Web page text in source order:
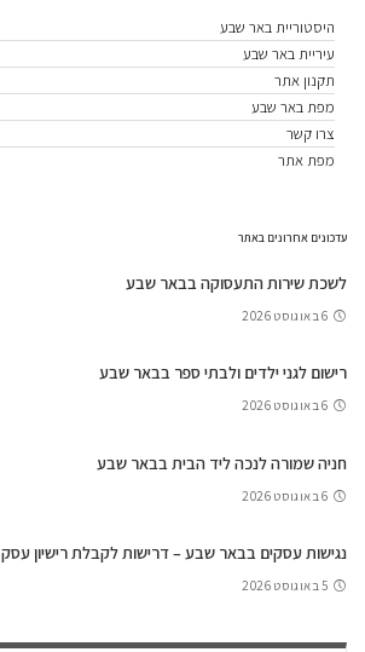
היסטוריית באר שבע
עיריית באר שבע
תקנון אתר
מפת באר שבע
צרו קשר
מפת אתר
עדכונים אחרונים באתר
לשכת שירות התעסוקה בבאר שבע
6 באוגוסט 2026
רישום לגני ילדים ולבתי ספר בבאר שבע
6 באוגוסט 2026
חניה שמורה לנכה ליד הבית בבאר שבע
6 באוגוסט 2026
נגישות עסקים בבאר שבע – דרישות לקבלת רישיון עסק
5 באוגוסט 2026